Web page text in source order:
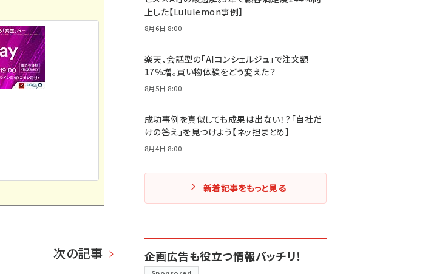
次の記事
上した【Lululemon事例】
8月6日 8:00
楽天、会話型の「AIコンシェルジュ」で注文額
17％増。買い物体験をどう変えた？
8月5日 8:00
成功事例を真似しても成果は出ない！？「自社だ
けの答え」を見つけよう【ネッ担まとめ】
8月4日 8:00
新着記事をもっと見る
企画広告も役立つ情報バッチリ！